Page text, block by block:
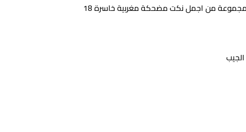
مجموعة من اجمل نكت مضحكة مغربية خاسرة 18